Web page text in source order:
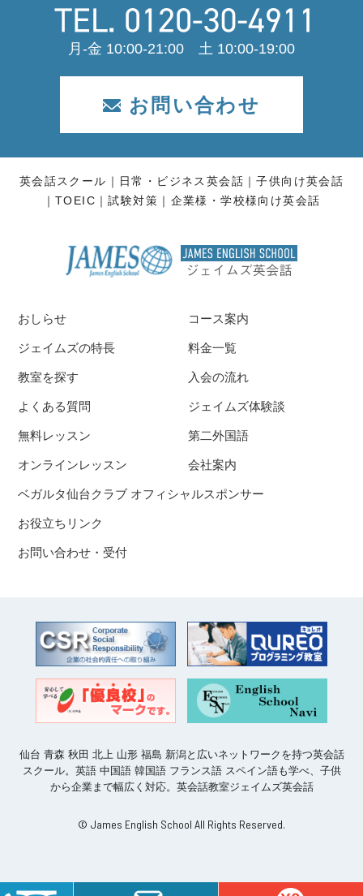
月-金 10:00-21:00 土 10:00-19:00
お問い合わせ
英会話スクール 日常・ビジネス英会話
子供向け英会話
TOEIC
試験対策 企業様・学校様向け英会話
おしらせ
ジェイムズの特長
教室を探す
コース案内
料金一覧
入会の流れ
よくある質問
無料レッスン
オンラインレッスン
ジェイムズ体験談
第二外国語
会社案内
ベガルタ仙台クラブ オフィシャルスポンサー
お役立ちリンク
お問い合わせ・受付
仙台 青森 秋田 北上 山形 福島 新潟と広いネットワークを持つ英会話
スクール。英語 中国語 韓国語 フランス語 スペイン語も学べ、子供
から企業まで幅広く対応。英会話教室ジェイムズ英会話
© James English School All Rights Reserved.